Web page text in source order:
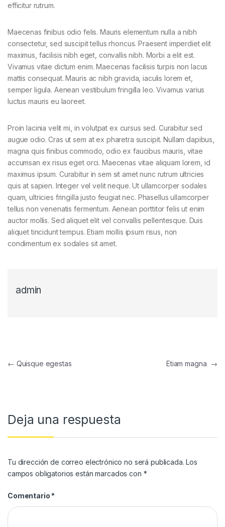
efficitur rutrum.
Maecenas finibus odio felis. Mauris elementum nulla a nibh
consectetur, sed suscipit tellus rhoncus. Praesent imperdiet elit
maximus, facilisis nibh eget, convallis nibh. Morbi a elit est.
Vivamus vitae dictum enim. Maecenas facilisis turpis non lacus
mattis consequat. Mauris ac nibh gravida, iaculis lorem et,
semper ligula. Aenean vestibulum fringilla leo. Vivamus varius
luctus mauris eu laoreet.
Proin lacinia velit mi, in volutpat ex cursus sed. Curabitur sed
augue odio. Cras ut sem at ex pharetra suscipit. Nullam dapibus,
magna quis finibus commodo, odio ex faucibus mauris, vitae
accumsan ex risus eget orci. Maecenas vitae aliquam lorem, id
maximus ipsum. Curabitur in sem sit amet nunc rutrum ultricies
quis at sapien. Integer vel velit neque. Ut ullamcorper sodales
quam, ultricies fringilla justo feugiat nec. Phasellus ullamcorper
tellus non venenatis fermentum. Aenean porttitor felis ut enim
auctor mollis. Sed aliquet elit vel convallis pellentesque. Duis
aliquet tincidunt tempus. Etiam mollis ipsum risus, non
condimentum ex sodales sit amet.
admin
Navegación de entradas
← Quisque egestas Etiam magna →
Deja una respuesta
Tu dirección de correo electrónico no será publicada. Los
campos obligatorios están marcados con *
Comentario *